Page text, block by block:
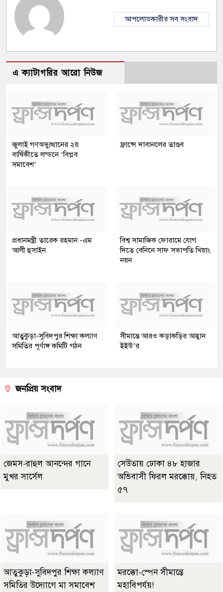
আপলোডকারীর সব সংবাদ
এ ক্যাটাগরির আরো নিউজ
জুলাই গণঅভ্যুত্থানের ২য়
বার্ষিকীতে লন্ডনে ‘বিপ্লব
সমাবেশ’
ফ্রান্সে দাবানলের তাণ্ডব
প্রধানমন্ত্রী তারেক রহমান -এম
আলী হুসাইন
বিশ্ব সামাজিক ফোরামে যোগ
দিতে বেনিনে সাফ সভাপতি খিয়াং
নয়ন
আতুকুড়া-সুবিদপুর শিক্ষা কল্যাণ
সমিতির পূর্ণাঙ্গ কমিটি গঠন
সীমান্তে আরও কড়াকড়ির আহ্বান
ইইউ’র
জনপ্রিয় সংবাদ
জেমস-রাহুল আনন্দের গানে
মুখর সার্সেল
সেউতায় ঢোকা ৪৮ হাজার
অভিবাসী ফিরল মরক্কোয়, নিহত
৫৭
আতুকুড়া-সুবিদপুর শিক্ষা কল্যাণ
সমিতির উদ্যোগে মা সমাবেশ
মরক্কো-স্পেন সীমান্তে
মহাবিপর্যয়!